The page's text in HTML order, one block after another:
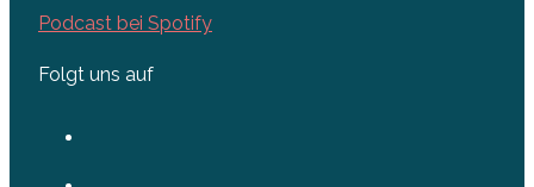
Podcast bei Spotify
Folgt uns auf